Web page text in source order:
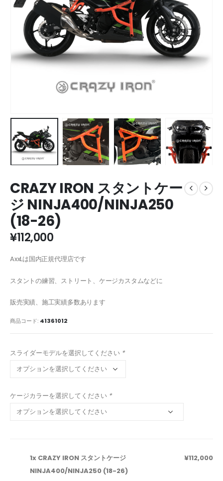
CRAZY IRON スタントケー
ジ NINJA400/NINJA250
(18-26)
¥112,000
AxxLは国内正規代理店です
スタントの練習、ストリート、ケージカスタムなどに
販売実績、施工実績多数あります
商品コード: 41361012
スライダーモデルを選択してください *
ケージカラーを選択してください *
1x CRAZY IRON スタントケージ
NINJA400/NINJA250 (18-26)
¥112,000